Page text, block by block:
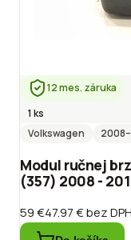
12 mes. záruka
1 ks
Volkswagen
2008
Modul ručnej
(357) 2008 -
59 €47.97 €bez DPH